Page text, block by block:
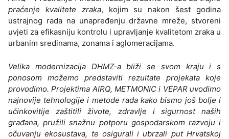
praćenje kvalitete zraka, kojim su nakon šest godina
ustrajnog rada na unapređenju državne mreže, stvoreni
uvjeti za efikasniju kontrolu i upravljanje kvalitetom zraka u
urbanim sredinama, zonama i aglomeracijama.
Velika modernizacija DHMZ-a bliži se svom kraju i s
ponosom možemo predstaviti rezultate projekata koje
provodimo. Projektima AIRQ, METMONIC i VEPAR uvodimo
najnovije tehnologije i metode rada kako bismo još bolje i
učinkovitije zaštitili živote, zdravlje i sigurnost naših
građana, pružili snažnu potporu gospodarskom razvoju i
očuvanju ekosustava, te osigurali i ubrzali put Hrvatskoj